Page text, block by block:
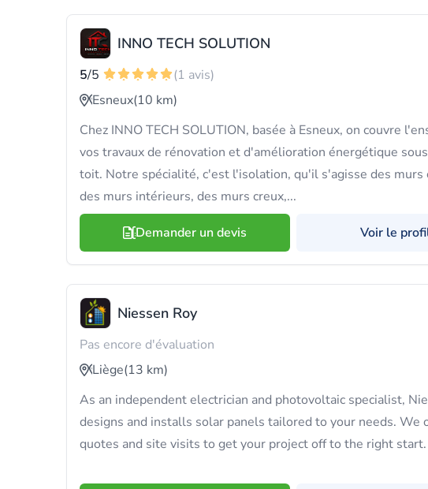
INNO TECH SOLUTION
5/5
(1 avis)
Esneux(10 km)
Chez INNO TECH SOLUTION, basée à Esneux, on couvre
vos travaux de rénovation et d'amélioration énergétique
toit. Notre spécialité, c'est l'isolation, qu'il s'agisse des murs
des murs intérieurs, des murs creux,...
Demander un devis Voir le
Niessen Roy
Pas encore d'évaluation
Liège(13 km)
As an independent electrician and photovoltaic specialist,
designs and installs solar panels tailored to your needs. We
quotes and site visits to get your project off to the right start.